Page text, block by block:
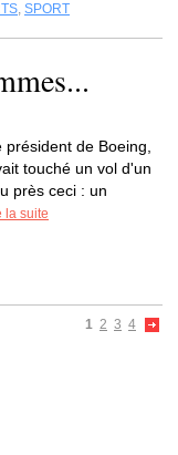
, SPORT
de Boeing,
touché un vol d'un
près ceci : un
la suite
1 2 3 4